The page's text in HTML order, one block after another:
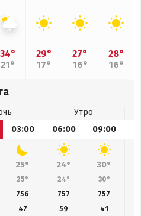
34°
21°
29°
17°
27°
16°
28°
16°
Утро
03:00 06:00 09:00
25° 24° 30°
25° 24° 30°
756 757 757
47 59 41